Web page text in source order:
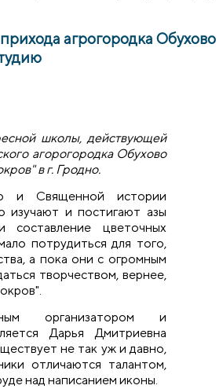
агрогородка Обухово
школы, действующей
агорогородка Обухово
в г. Гродно.
и Священной истории
изучают и постигают азы
цветочных
потрудиться для того,
а пока они с огромным
творчеством, вернее,
организатором и
Дарья Дмитриевна
не так уж и давно,
отличаются талантом,
над написанием иконы.